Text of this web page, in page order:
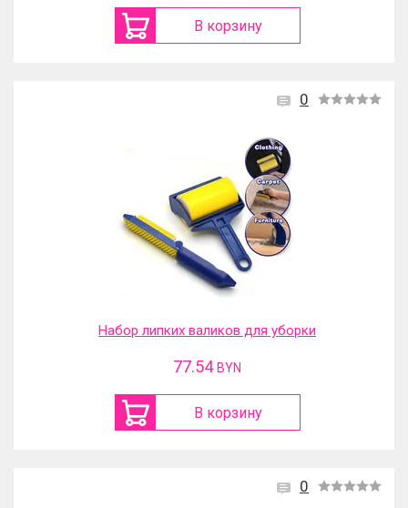
В корзину
0
Набор липких валиков для уборки
77.54 BYN
В корзину
0